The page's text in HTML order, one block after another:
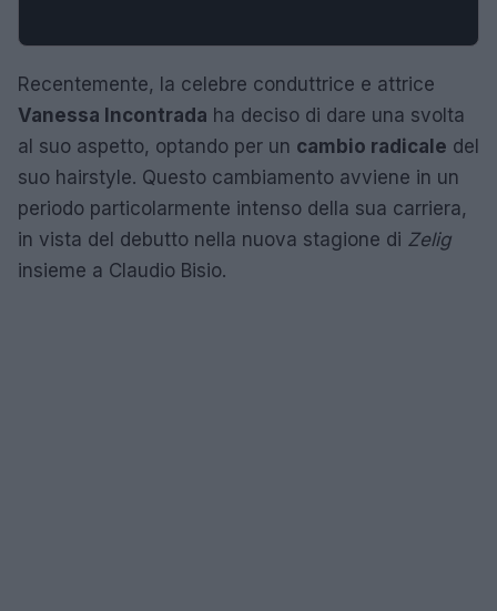
Recentemente, la celebre conduttrice e attrice
Vanessa Incontrada ha deciso di dare una svolta
al suo aspetto, optando per un cambio radicale del
suo hairstyle. Questo cambiamento avviene in un
periodo particolarmente intenso della sua carriera,
in vista del debutto nella nuova stagione di Zelig
insieme a Claudio Bisio.